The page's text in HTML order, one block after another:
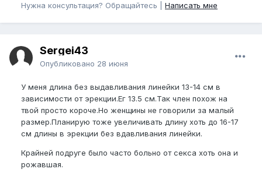
Нужна консультация? Обращайтесь | Написать мне
Sergei43
Опубликовано 28 июня
У меня длина без выдавливания линейки 13-14 см в
зависимости от эрекции.Ег 13.5 см.Так член похож на
твой просто короче.Но женщины не говорили за малый
размер.Планирую тоже увеличивать длину хоть до 16-17
см длины в эрекции без вдавливания линейки.
Крайней подруге было часто больно от секса хоть она и
рожавшая.